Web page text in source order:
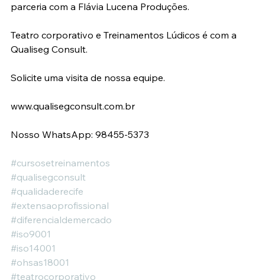
parceria com a Flávia Lucena Produções.
Teatro corporativo e Treinamentos Lúdicos é com a
Qualiseg Consult.
Solicite uma visita de nossa equipe.
www.qualisegconsult.com.br
Nosso WhatsApp: 98455-5373
#cursosetreinamentos
#qualisegconsult
#qualidaderecife
#extensaoprofissional
#diferencialdemercado
#iso9001
#iso14001
#ohsas18001
#teatrocorporativo